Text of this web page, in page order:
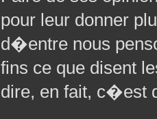
pour leur donner
d�entre nous
fins ce que disent
dire, en fait, c�est